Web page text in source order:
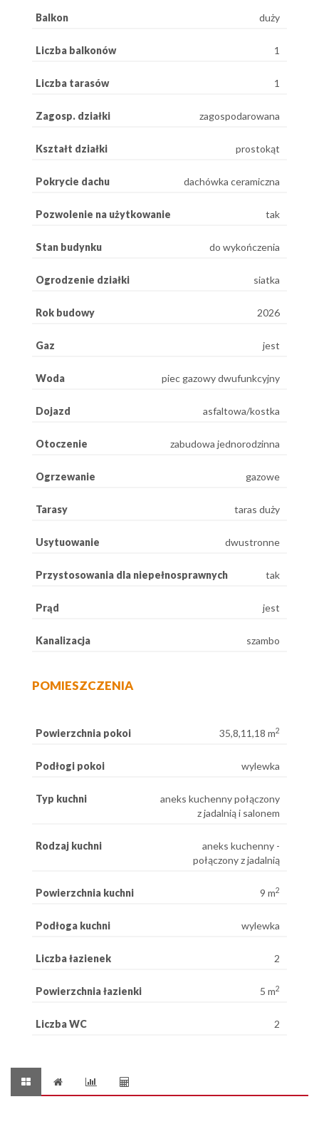
Balkon duży
Liczba balkonów 1
Liczba tarasów 1
Zagosp. działki zagospodarowana
Kształt działki prostokąt
Pokrycie dachu dachówka ceramiczna
Pozwolenie na użytkowanie tak
Stan budynku do wykończenia
Ogrodzenie działki siatka
Rok budowy 2026
Gaz jest
Woda piec gazowy dwufunkcyjny
Dojazd asfaltowa/kostka
Otoczenie zabudowa jednorodzinna
Ogrzewanie gazowe
Tarasy taras duży
Usytuowanie dwustronne
Przystosowania dla niepełnosprawnych tak
Prąd jest
Kanalizacja szambo
POMIESZCZENIA
Powierzchnia pokoi 35,8,11,18 m2
Podłogi pokoi wylewka
Typ kuchni
aneks kuchenny połączony
z jadalnią i salonem
Rodzaj kuchni
aneks kuchenny -
połączony z jadalnią
Powierzchnia kuchni 9 m2
Podłoga kuchni wylewka
Liczba łazienek 2
Powierzchnia łazienki 5 m2
Liczba WC 2